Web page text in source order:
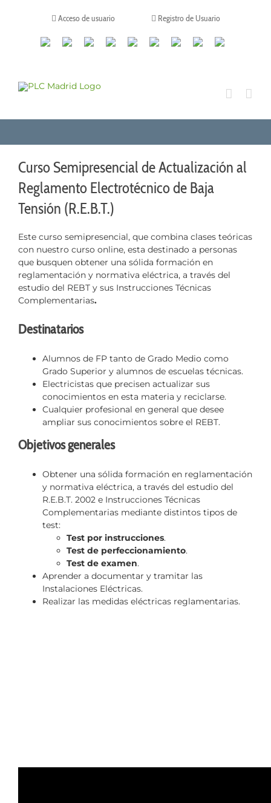
Acceso de usuario Registro de Usuario
CanalesLinkedinYoutubeTiktokFacebookInstagram
X TwitchContacto
Curso Semipresencial de Actualización al
Reglamento Electrotécnico de Baja
Tensión (R.E.B.T.)
Este curso semipresencial, que combina clases teóricas
con nuestro curso online, esta destinado a personas
que busquen obtener una sólida formación en
reglamentación y normativa eléctrica, a través del
estudio del REBT y sus Instrucciones Técnicas
Complementarias.
Destinatarios
Alumnos de FP tanto de Grado Medio como
Grado Superior y alumnos de escuelas técnicas.
Electricistas que precisen actualizar sus
conocimientos en esta materia y reciclarse.
Cualquier profesional en general que desee
ampliar sus conocimientos sobre el REBT.
Objetivos generales
Obtener una sólida formación en reglamentación
y normativa eléctrica, a través del estudio del
R.E.B.T. 2002 e Instrucciones Técnicas
Complementarias mediante distintos tipos de
test:
Test por instrucciones.
Test de perfeccionamiento.
Test de examen.
Aprender a documentar y tramitar las
Instalaciones Eléctricas.
Realizar las medidas eléctricas reglamentarias.